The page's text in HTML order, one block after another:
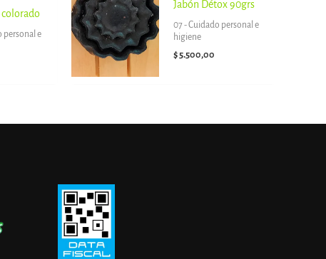
personal e
Jabón Détox 90grs
07 - Cuidado personal e
higiene
$5.500,00